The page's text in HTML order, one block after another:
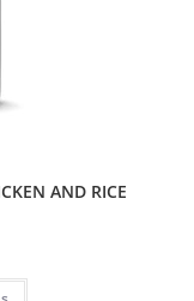
AND RICE